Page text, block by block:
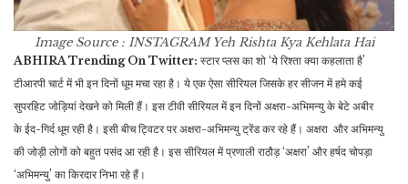
Image Source : INSTAGRAMYeh Rishta Kya Kehlata Hai
ABHIRA Trending On Twitter: स्टार प्लस का शो ‘ये रिश्ता क्या कहलाता है’
टीआरपी चार्ट में भी इन दिनों धूम मचा रहा है। ये एक ऐसा सीरियल जिसके हर सीजन में हमे कई
सुपरहिट जोड़ियां देखने को मिली हैं। इस टीवी सीरियल में इन दिनों अक्षरा-अभिमन्यु के बेटे अबीर
के ईद-गिर्द धूम रही है। इसी बीच ट्विटर पर अक्षरा-अभिमन्यु ट्रेंड कर रहे हैं। अक्षरा और अभिमन्यु
की जोड़ी लोगों को बहुत पसंद आ रही है। इस सीरियल में प्रणाली राठौड़ ‘अक्षरा’ और हर्षद चोपड़ा
‘अभिमन्यु’ का किरदार निभा रहे हैं।